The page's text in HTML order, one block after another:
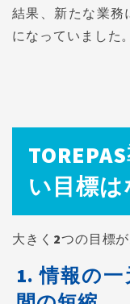
結果、新たな業務
になっていました。
い目標は
大きく2つの目標が
1. 情報の